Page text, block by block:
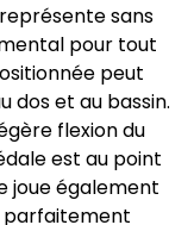
sans
pour tout
peut
dos et au bassin.
flexion du
est au point
joue également
parfaitement